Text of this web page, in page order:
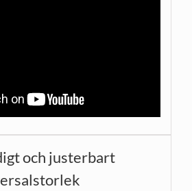
och justerbart